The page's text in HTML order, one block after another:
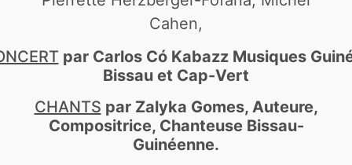
Cahen,
par Carlos Có Kabazz Musiques
Bissau et Cap-Vert
CHANTS par Zalyka Gomes, Auteure,
Compositrice, Chanteuse Bissau-
Guinéenne.